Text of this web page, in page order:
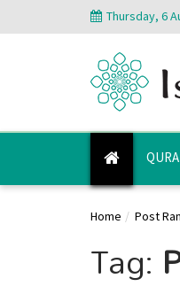
Thursday, 6
Home Post
Tag: